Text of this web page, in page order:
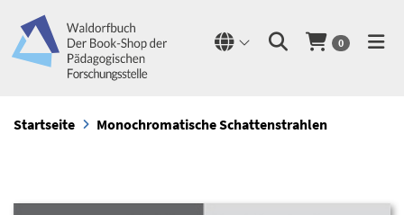
0
Startseite Monochromatische Schattenstrahlen